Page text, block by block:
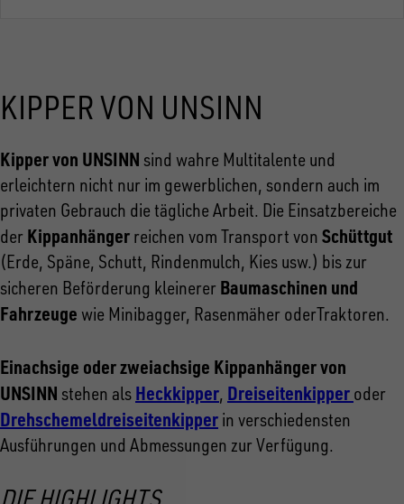
KIPPER VON UNSINN
Kipper von UNSINN sind wahre Multitalente und
erleichtern nicht nur im gewerblichen, sondern auch im
privaten Gebrauch die tägliche Arbeit. Die Einsatzbereiche
der Kippanhänger reichen vom Transport von Schüttgut
(Erde, Späne, Schutt, Rindenmulch, Kies usw.) bis zur
sicheren Beförderung kleinerer Baumaschinen und
Fahrzeuge wie Minibagger, Rasenmäher oderTraktoren.
Einachsige oder zweiachsige Kippanhänger von
UNSINN stehen als Heckkipper, Dreiseitenkipper oder
Drehschemeldreiseitenkipper in verschiedensten
Ausführungen und Abmessungen zur Verfügung.